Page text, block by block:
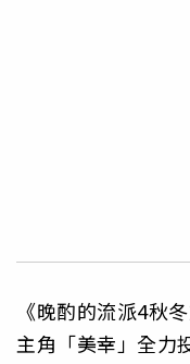
《晚酌的流派4秋
主角「美幸」全力